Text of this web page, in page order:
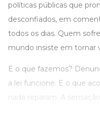
políticas públicas que
desconfiados, em
todos os dias. Quem
mundo insiste em tornar
E o que fazemos?
a lei funcione. E o que
nada reparam. A